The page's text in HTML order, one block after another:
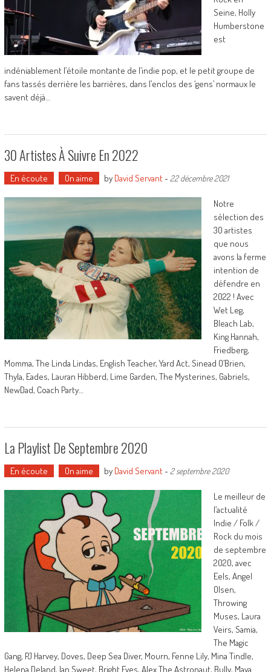
Seine, Holly
Humberstone
est
indéniablement l’étoile montante de l’indie pop, et le petit groupe de
fans tassés derrière les barrières, dans l’enclos des ‘gens’ normaux le
savent déjà…
30 Artistes À Suivre En 2022
En écoute On aime by David Servant- 22 décembre 2021
Notre
sélection des
30 artistes
que nous
avons la ferme
intention de
défendre en
2022 ! Avec
Wet Leg,
Bleach Lab,
King Hannah,
Friedberg,
Momma, The Linda Lindas, English Teacher, Yard Act, Sinead O’Brien,
Thyla, Eades, Lauran Hibberd, Lime Garden, The Mysterines, Gabriels,
NewDad, Coach Party…
La Playlist De Septembre 2020
En écoute On aime by David Servant- 2 septembre 2020
Le meilleur de
l’actualité
Indie / Folk /
Rock du mois
de septembre
2020, avec
Eels, Angel
Olsen,
Throwing
Muses, Laura
Veirs, Samia,
The Magic
Gang, PJ Harvey, Doves, Deep Sea Diver, Mourn, Fenne Lily, Mina Tindle,
Helena Deland, Ian Sweet, Bright Eyes, Alex The Astronaut, Bully, Maya